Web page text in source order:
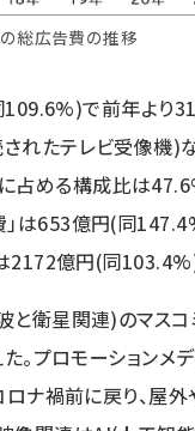
総広告費の推移
で前年より
れたテレビ受像機
占める構成比は
」は653億円(同
2172億円(同
波と衛星関連)のマ
プロモーションメ
禍前に戻り、屋外や